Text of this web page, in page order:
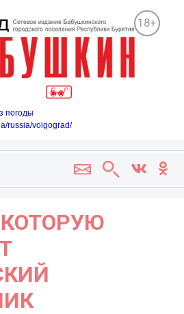
18+
погоды
russia/volgograd/